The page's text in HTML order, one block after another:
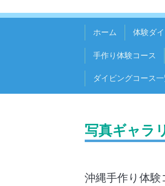
ホーム 体験ダ
手作り体験コース
ダイビングコース
写真ギャラ
沖縄手作り体